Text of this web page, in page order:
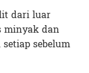
dari luar
minyak dan
sebelum